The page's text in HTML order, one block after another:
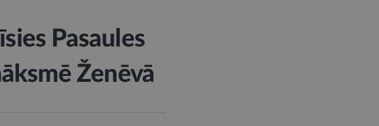
Pasaules
Ženēvā